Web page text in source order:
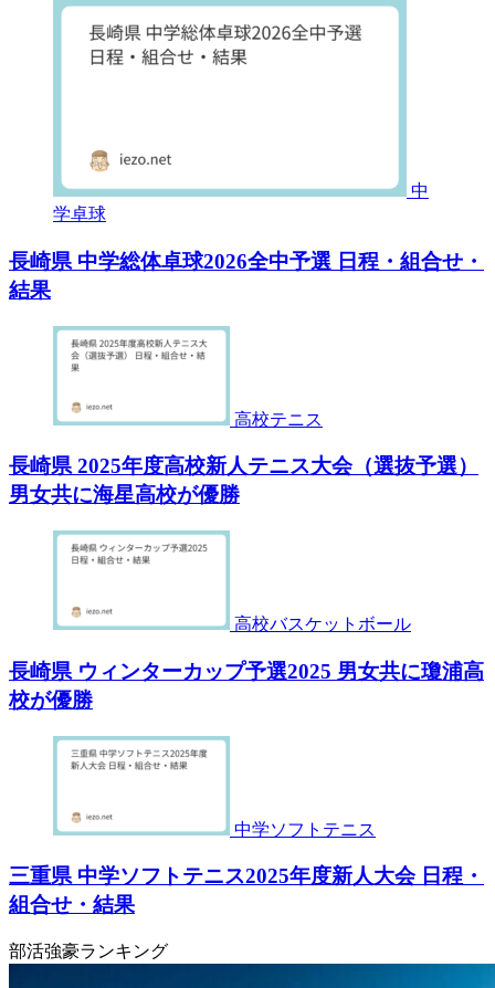
中
学卓球
長崎県 中学総体卓球2026全中予選 日程・組合せ・
結果
高校テニス
長崎県 2025年度高校新人テニス大会（選抜予選）
男女共に海星高校が優勝
高校バスケットボール
長崎県 ウィンターカップ予選2025 男女共に瓊浦高
校が優勝
中学ソフトテニス
三重県 中学ソフトテニス2025年度新人大会 日程・
組合せ・結果
部活強豪ランキング